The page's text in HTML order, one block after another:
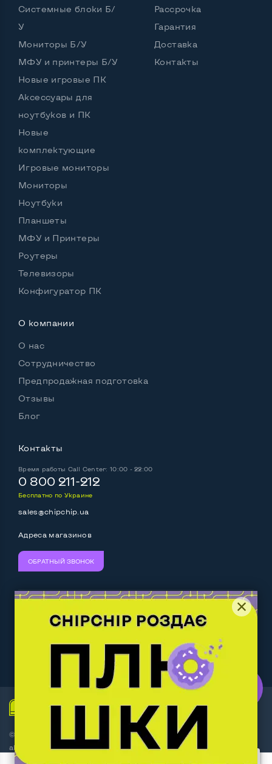
Тип оперативной памяти
DDR3
SSD 2,5" или HDD
Возможности видеокарты:
Тип видеокарты
Видеопроцессор ноутбука
Размер видеопамяти, Гб
Удобство пользования:
Материал корпуса
Подсветка клавиатуры
Русские и украинские буквы на клавиатуре
Операционная система
Разъемы подключения:
Выход Display port
Выход mini Display port
Выход HDMIДа
Разъем для наушников 3.5 мм
Разъем для микрофона
Выход Gigabit Ethernet LANДа
Выход USB 2_02-4 шт
Выход USB 3_01 шт
Нет
Беспроводные подключения:
Bluetooth
4 пользователя добавили этот товар в корзину
Системные блоки Б/
У
Мониторы Б/У
МФУ и принтеры Б/У
Новые игровые ПК
Аксессуары для
ноутбуков и ПК
Новые
комплектующие
Игровые мониторы
Мониторы
Ноутбуки
Планшеты
МФУ и Принтеры
Роутеры
Телевизоры
Конфигуратор ПК
Рассрочка
Гарантия
Доставка
Контакты
О компании
О нас
Сотрудничество
Предпродажная подготовка
Отзывы
Блог
Контакты
Время работы Call Center: 10:00 - 22:00
0 800 211-212
Бесплатно по Украине
sales@chipchip.ua
Адреса магазинов
ОБРАТНЫЙ ЗВОНОК
Следите за нами:
Work.ua
— самий кльовий
наш партнер
© Интернет-магазин ChipChip - компьютерная техника и
аксессуары 2014-2026